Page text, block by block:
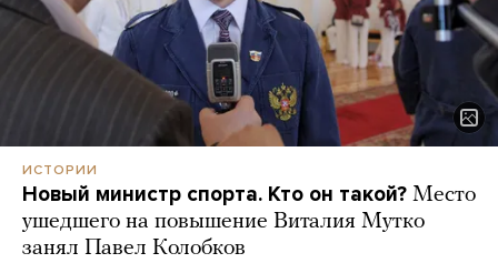
ИСТОРИИ
Новый министр спорта. Кто он такой? Место
ушедшего на повышение Виталия Мутко
занял Павел Колобков